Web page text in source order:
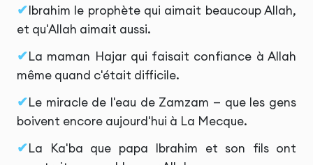
Ibrahim le prophète qui aimait beaucoup Allah,
et qu'Allah aimait aussi.
La maman Hajar qui faisait confiance à Allah
même quand c'était difficile.
Le miracle de l'eau de Zamzam — que les gens
boivent encore aujourd'hui à La Mecque.
La Ka'ba que papa Ibrahim et son fils ont